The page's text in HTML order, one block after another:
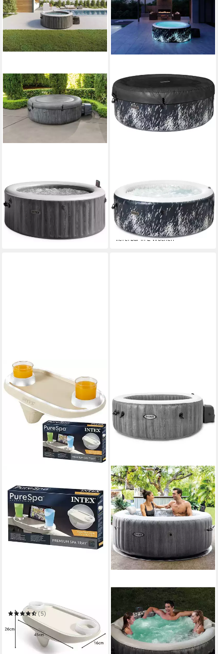
INTEX
Whirlpool Greywood Deluxe
712,17 € UVP 749,00 €
20,68 €
mtl. in 48 Raten
-5%
lieferbar in 2 Wochen
INTEX
Whirlpool Glow Deluxe
ab 769,27 € UVP799,00 €
22,33 €mtl. in 48 Raten
-4%
lieferbar in 2 Wochen
Whirlpoolablage
Getränkehalter Poolablage
(5)
19,99 €
in 2-3 Werktagen bei dir
Whirlpool "Pure Spa Bubble
Massage Greywood Deluxe"
(1)
ab 749,00 € UVP859,00 €
21,75 €mtl. in 48 Raten
-13%
in 7-9 Werktagen bei dir